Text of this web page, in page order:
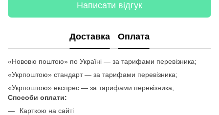
Написати відгук
Доставка Оплата
«Нововю поштою» по Україні — за тарифами перевізника;
«Укрпоштою» стандарт — за тарифами перевізника;
«Укрпоштою» експрес — за тарифами перевізника;
Способи оплати:
Карткою на сайті